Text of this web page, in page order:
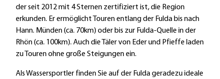
der seit 2012 mit 4 Sternen zertifiziert ist, die Region
erkunden. Er ermöglicht Touren entlang der Fulda bis nach
Hann. Münden (ca. 70km) oder bis zur Fulda-Quelle in der
Rhön (ca. 100km). Auch die Täler von Eder und Pfieffe laden
zu Touren ohne große Steigungen ein.
Als Wassersportler finden Sie auf der Fulda geradezu ideale